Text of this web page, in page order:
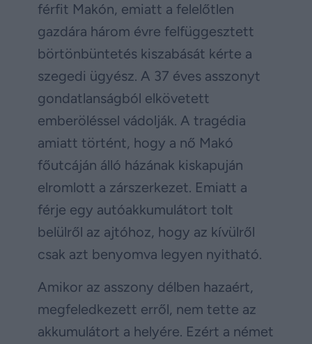
férfit Makón, emiatt a felelőtlen
gazdára három évre felfüggesztett
börtönbüntetés kiszabását kérte a
szegedi ügyész. A 37 éves asszonyt
gondatlanságból elkövetett
emberöléssel vádolják. A tragédia
amiatt történt, hogy a nő Makó
főutcáján álló házának kiskapuján
elromlott a zárszerkezet. Emiatt a
férje egy autóakkumulátort tolt
belülről az ajtóhoz, hogy az kívülről
csak azt benyomva legyen nyitható.
Amikor az asszony délben hazaért,
megfeledkezett erről, nem tette az
akkumulátort a helyére. Ezért a német